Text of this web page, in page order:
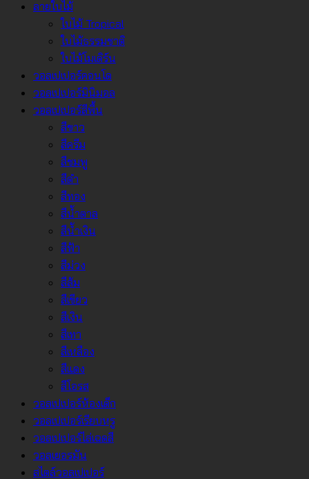
ลายใบไม้
ใบไม้ Tropical
ใบไม้ธรรมชาติ
ใบไม้โมเดิร์น
วอลเปเปอร์คอนโด
วอลเปเปอร์มินิมอล
วอลเปเปอร์สีพื้น
สีขาว
สีครีม
สีชมพู
สีดำ
สีทอง
สีน้ำตาล
สีน้ำเงิน
สีฟ้า
สีม่วง
สีส้ม
สีเขียว
สีเงิน
สีเทา
สีเหลือง
สีแดง
สีโอรส
วอลเปเปอร์ห้องเด็ก
วอลเปเปอร์เรียบหรู
วอลเปเปอร์ไล่เฉดสี
วอลเยอรมัน
สไตล์วอลเปเปอร์